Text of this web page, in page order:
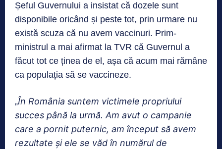
Șeful Guvernului a insistat că dozele sunt
disponibile oricând și peste tot, prin urmare nu
există scuza că nu avem vaccinuri. Prim-
ministrul a mai afirmat la TVR că Guvernul a
făcut tot ce ținea de el, așa că acum mai rămâne
ca populația să se vaccineze.
„În România suntem victimele propriului
succes până la urmă. Am avut o campanie
care a pornit puternic, am început să avem
rezultate și ele se văd în numărul de